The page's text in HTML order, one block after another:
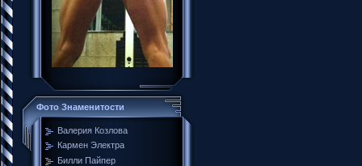
Фото Знаменитости
Валерия Козлова
Кармен Электра
Билли Пайпер